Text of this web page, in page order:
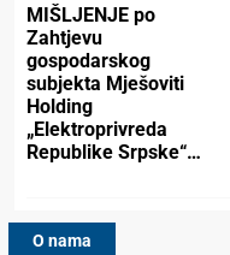
MIŠLJENJE po
Zahtjevu
gospodarskog
subjekta Mješoviti
Holding
„Elektroprivreda
Republike Srpske“…
O nama